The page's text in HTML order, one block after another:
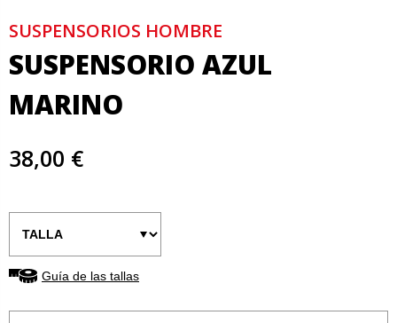
SUSPENSORIOS HOMBRE
SUSPENSORIO AZUL
MARINO
38,00 €
Guía de las tallas